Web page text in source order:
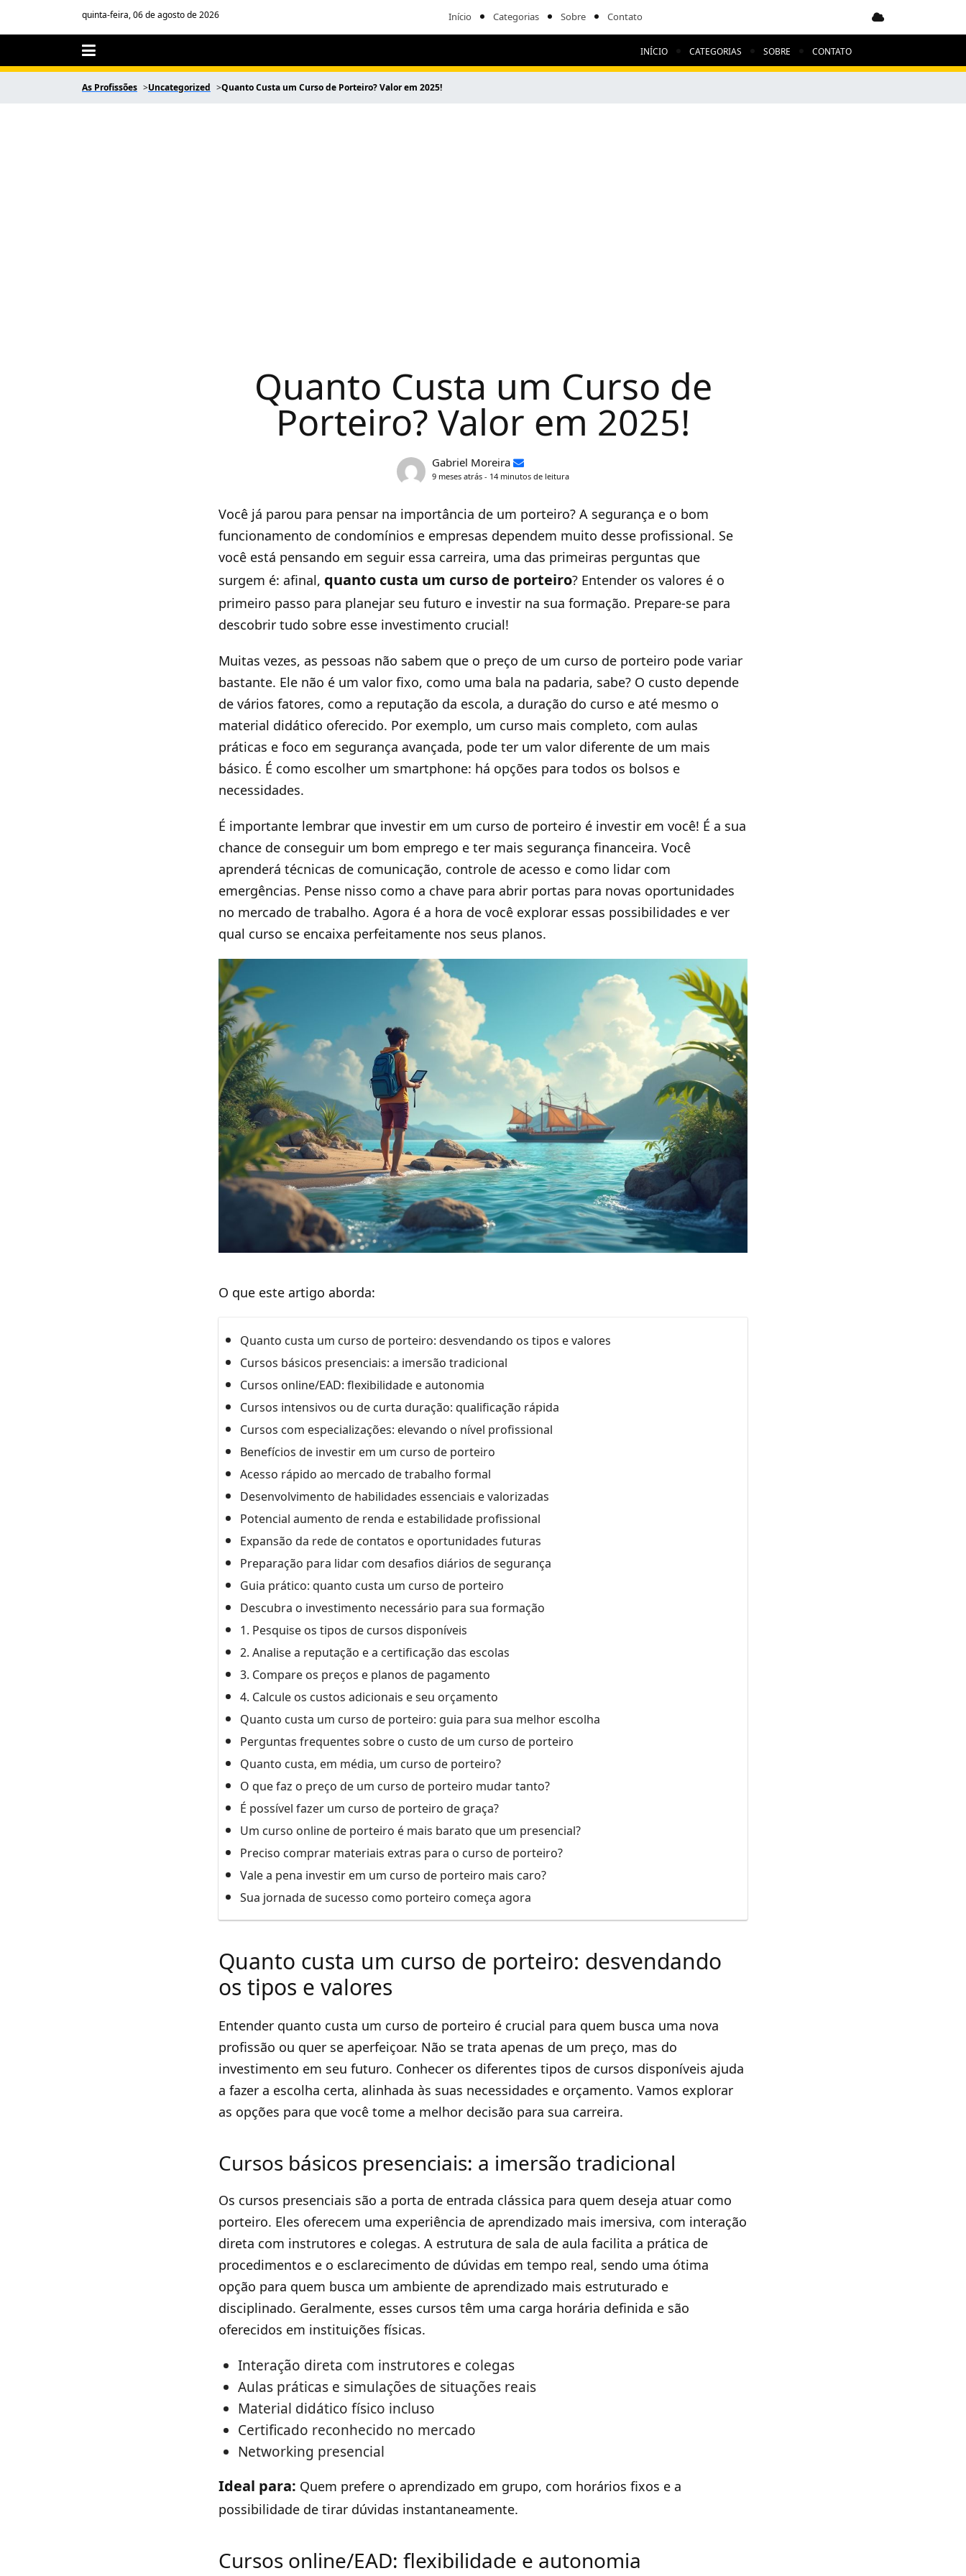
quinta-feira, 06 de agosto de 2026 Categorias Sobre Contato
INÍCIO CATEGORIAS SOBRE CONTATO
As Profissões Uncategorized Quanto Custa um Curso de Porteiro? Valor em 2025!
Quanto Custa um Curso de
Porteiro? Valor em 2025!
Gabriel Moreira
9 meses atrás - 14 minutos de leitura
Você já parou para pensar na importância de um porteiro? A segurança e o bom
funcionamento de condomínios e empresas dependem muito desse profissional. Se
você está pensando em seguir essa carreira, uma das primeiras perguntas que
surgem é: afinal, quanto custa um curso de porteiro? Entender os valores é o
primeiro passo para planejar seu futuro e investir na sua formação. Prepare-se para
descobrir tudo sobre esse investimento crucial!
Muitas vezes, as pessoas não sabem que o preço de um curso de porteiro pode variar
bastante. Ele não é um valor fixo, como uma bala na padaria, sabe? O custo depende
de vários fatores, como a reputação da escola, a duração do curso e até mesmo o
material didático oferecido. Por exemplo, um curso mais completo, com aulas
práticas e foco em segurança avançada, pode ter um valor diferente de um mais
básico. É como escolher um smartphone: há opções para todos os bolsos e
necessidades.
É importante lembrar que investir em um curso de porteiro é investir em você! É a sua
chance de conseguir um bom emprego e ter mais segurança financeira. Você
aprenderá técnicas de comunicação, controle de acesso e como lidar com
emergências. Pense nisso como a chave para abrir portas para novas oportunidades
no mercado de trabalho. Agora é a hora de você explorar essas possibilidades e ver
qual curso se encaixa perfeitamente nos seus planos.
O que este artigo aborda:
Quanto custa um curso de porteiro: desvendando os tipos e valores
Cursos básicos presenciais: a imersão tradicional
Cursos online/EAD: flexibilidade e autonomia
Cursos intensivos ou de curta duração: qualificação rápida
Cursos com especializações: elevando o nível profissional
Benefícios de investir em um curso de porteiro
Acesso rápido ao mercado de trabalho formal
Desenvolvimento de habilidades essenciais e valorizadas
Potencial aumento de renda e estabilidade profissional
Expansão da rede de contatos e oportunidades futuras
Preparação para lidar com desafios diários de segurança
Guia prático: quanto custa um curso de porteiro
Descubra o investimento necessário para sua formação
1. Pesquise os tipos de cursos disponíveis
2. Analise a reputação e a certificação das escolas
3. Compare os preços e planos de pagamento
4. Calcule os custos adicionais e seu orçamento
Quanto custa um curso de porteiro: guia para sua melhor escolha
Perguntas frequentes sobre o custo de um curso de porteiro
Quanto custa, em média, um curso de porteiro?
O que faz o preço de um curso de porteiro mudar tanto?
É possível fazer um curso de porteiro de graça?
Um curso online de porteiro é mais barato que um presencial?
Preciso comprar materiais extras para o curso de porteiro?
Vale a pena investir em um curso de porteiro mais caro?
Sua jornada de sucesso como porteiro começa agora
Quanto custa um curso de porteiro: desvendando
os tipos e valores
Entender quanto custa um curso de porteiro é crucial para quem busca uma nova
profissão ou quer se aperfeiçoar. Não se trata apenas de um preço, mas do
investimento em seu futuro. Conhecer os diferentes tipos de cursos disponíveis ajuda
a fazer a escolha certa, alinhada às suas necessidades e orçamento. Vamos explorar
as opções para que você tome a melhor decisão para sua carreira.
Cursos básicos presenciais: a imersão tradicional
Os cursos presenciais são a porta de entrada clássica para quem deseja atuar como
porteiro. Eles oferecem uma experiência de aprendizado mais imersiva, com interação
direta com instrutores e colegas. A estrutura de sala de aula facilita a prática de
procedimentos e o esclarecimento de dúvidas em tempo real, sendo uma ótima
opção para quem busca um ambiente de aprendizado mais estruturado e
disciplinado. Geralmente, esses cursos têm uma carga horária definida e são
oferecidos em instituições físicas.
Interação direta com instrutores e colegas
Aulas práticas e simulações de situações reais
Material didático físico incluso
Certificado reconhecido no mercado
Networking presencial
Ideal para: Quem prefere o aprendizado em grupo, com horários fixos e a
possibilidade de tirar dúvidas instantaneamente.
Cursos online/EAD: flexibilidade e autonomia